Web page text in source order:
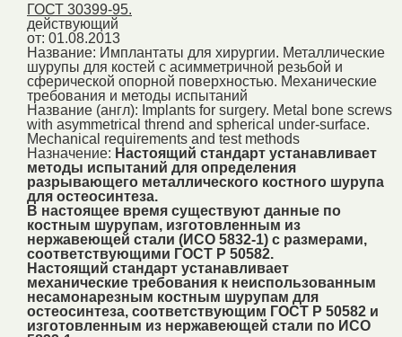
ГОСТ 30399-95.
действующий
от: 01.08.2013
Название: Имплантаты для хирургии. Металлические
шурупы для костей с асимметричной резьбой и
сферической опорной поверхностью. Механические
требования и методы испытаний
Название (англ): Implants for surgery. Metal bone screws
with asymmetrical thrend and spherical under-surface.
Mechanical requirements and test methods
Назначение: Настоящий стандарт устанавливает
методы испытаний для определения
разрывающего металлического костного шурупа
для остеосинтеза.
В настоящее время существуют данные по
костным шурупам, изготовленным из
нержавеющей стали (ИСО 5832-1) с размерами,
соответствующими ГОСТ Р 50582.
Настоящий стандарт устанавливает
механические требования к неиспользованным
несамонарезным костным шурупам для
остеосинтеза, соответствующим ГОСТ Р 50582 и
изготовленным из нержавеющей стали по ИСО